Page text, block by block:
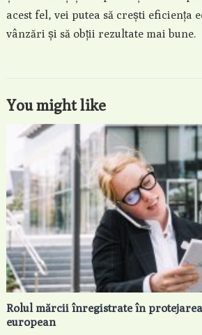
acest fel, vei putea să crești eficiența
vânzări și să obții rezultate mai bune.
You might like
Rolul mărcii înregistrate în
european